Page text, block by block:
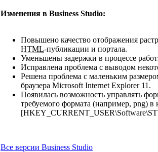
Изменения в Business Studio:
Повышено качество отображения
HTML-публикации и портала.
Уменьшены задержки в процессе
Исправлена проблема с выводом
Решена проблема с маленьким
браузера Microsoft Internet Explorer 11.
Появилась возможность управлять
требуемого формата (например, png) в
Все версии Business Studio